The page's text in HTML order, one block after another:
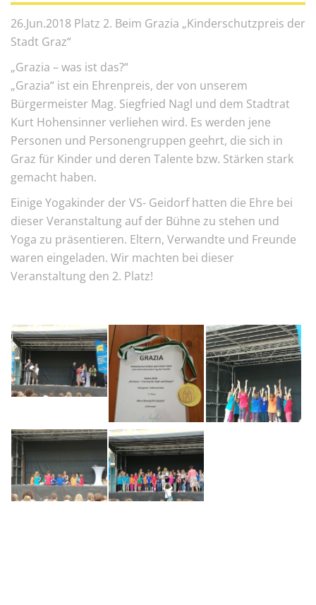
26.Jun.2018 Platz 2. Beim Grazia „Kinderschutzpreis der
Stadt Graz“
„Grazia – was ist das?“
„Grazia“ ist ein Ehrenpreis, der von unserem
Bürgermeister Mag. Siegfried Nagl und dem Stadtrat
Kurt Hohensinner verliehen wird. Es werden jene
Personen und Personengruppen geehrt, die sich in
Graz für Kinder und deren Talente bzw. Stärken stark
gemacht haben.
Einige Yogakinder der VS- Geidorf hatten die Ehre bei
dieser Veranstaltung auf der Bühne zu stehen und
Yoga zu präsentieren. Eltern, Verwandte und Freunde
waren eingeladen. Wir machten bei dieser
Veranstaltung den 2. Platz!